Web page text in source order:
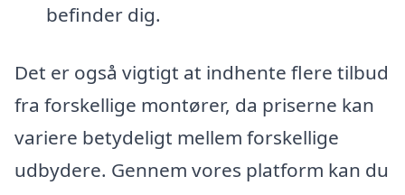
befinder dig.
Det er også vigtigt at indhente flere tilbud
fra forskellige montører, da priserne kan
variere betydeligt mellem forskellige
udbydere. Gennem vores platform kan du